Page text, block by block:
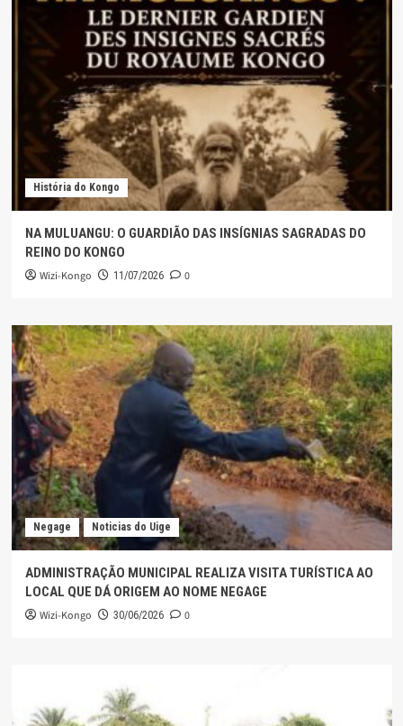
História do Kongo
NA MULUANGU: O GUARDIÃO DAS INSÍGNIAS SAGRADAS DO
REINO DO KONGO
Wizi-Kongo 11/07/2026 0
Negage Noticias do Uige
ADMINISTRAÇÃO MUNICIPAL REALIZA VISITA TURÍSTICA AO
LOCAL QUE DÁ ORIGEM AO NOME NEGAGE
Wizi-Kongo 30/06/2026 0